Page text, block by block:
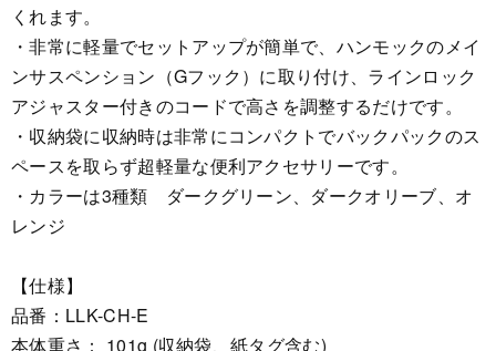
くれます。
・非常に軽量でセットアップが簡単で、ハンモックのメイ
ンサスペンション（Gフック）に取り付け、ラインロック
アジャスター付きのコードで高さを調整するだけです。
・収納袋に収納時は非常にコンパクトでバックパックのス
ペースを取らず超軽量な便利アクセサリーです。
・カラーは3種類 ダークグリーン、ダークオリーブ、オ
レンジ
【仕様】
品番：LLK-CH-E
本体重さ： 101g (収納袋、紙タグ含む)